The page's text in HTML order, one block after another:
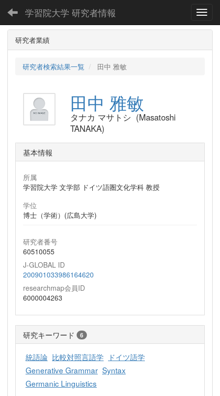
学習院大学 研究者情報
研究者業績
研究者検索結果一覧 田中 雅敏
田中 雅敏
タナカ マサトシ (Masatoshi
TANAKA)
基本情報
所属
学習院大学 文学部 ドイツ語圏文化学科 教授
学位
博士（学術）(広島大学)
研究者番号
60510055
J-GLOBAL ID
200901033986164620
researchmap会員ID
6000004263
研究キーワード 6
統語論 比較対照言語学
ドイツ語学
Generative Grammar Syntax
Germanic Linguistics